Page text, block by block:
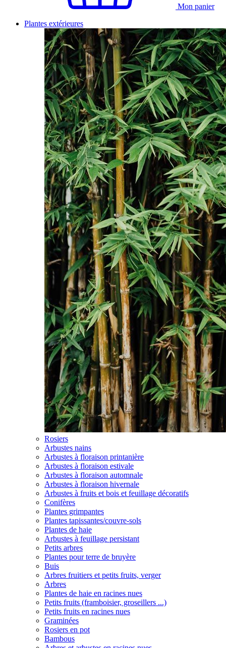
Mon panier
Plantes extérieures
Rosiers
Arbustes nains
Arbustes à floraison printanière
Arbustes à floraison estivale
Arbustes à floraison automnale
Arbustes à floraison hivernale
Arbustes à fruits et bois et feuillage décoratifs
Conifères
Plantes grimpantes
Plantes tapissantes/couvre-sols
Plantes de haie
Arbustes à feuillage persistant
Petits arbres
Plantes pour terre de bruyère
Buis
Arbres fruitiers et petits fruits, verger
Arbres
Plantes de haie en racines nues
Petits fruits (framboisier, groseillers ...)
Petits fruits en racines nues
Graminées
Rosiers en pot
Bambous